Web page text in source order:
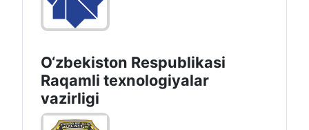
O‘zbekiston Respublikasi
Raqamli texnologiyalar
vazirligi